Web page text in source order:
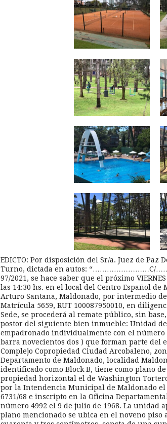
EDICTO: Por disposición del Sr/a. Juez de Paz
Turno, dictada en autos: “……………………C/
97/2021, se hace saber que el próximo
las 14:30 hs. en el local del Centro Español de
Arturo Santana, Maldonado, por intermedio
Matrícula 5659, RUT 100087950010, en
Sede, se procederá al remate público, sin
postor del siguiente bien inmueble: Unidad
empadronado individualmente con el número
barra novecientos dos ) que forman parte del
Complejo Copropiedad Ciudad Arcobaleno,
Departamento de Maldonado, localidad
identificado como Block B, tiene como plano
propiedad horizontal el de Washington
por la Intendencia Municipal de Maldonado
6731/68 e inscripto en la Oficina
número 4992 el 9 de julio de 1968. La unidad
plano mencionado se ubica en el noveno